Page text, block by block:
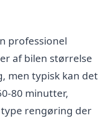
professionel
af bilen størrelse
men typisk kan det
80 minutter,
rengøring der